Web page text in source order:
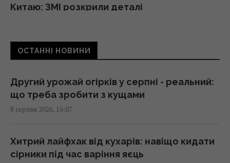
Китаю: ЗМІ розкрили деталі
Зеленський: Українська оборонка може
15:13 субота, 08 серпня 2026
Обрання суддів МКС: що сталось з
15:04 субота, 08 серпня 2026
ОСТАННІ НОВИНИ
Другий урожай огірків у серпні - реальний:
що треба зробити з кущами
8 серпня 2026, 16:07
Хитрий лайфхак від кухарів: навіщо кидати
сірники під час варіння яєць